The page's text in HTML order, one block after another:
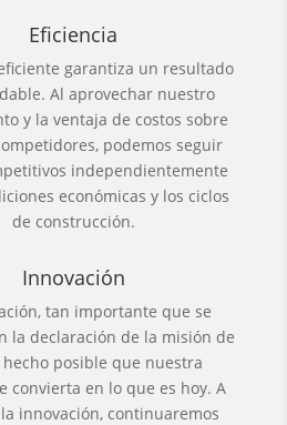
Eficiencia
garantiza un resultado
Al aprovechar nuestro
y la ventaja de costos sobre
podemos seguir
independientemente
económicas y los ciclos
de construcción.
Innovación
tan importante que se
la declaración de la misión de
hecho posible que nuestra
convierta en lo que es hoy. A
innovación, continuaremos